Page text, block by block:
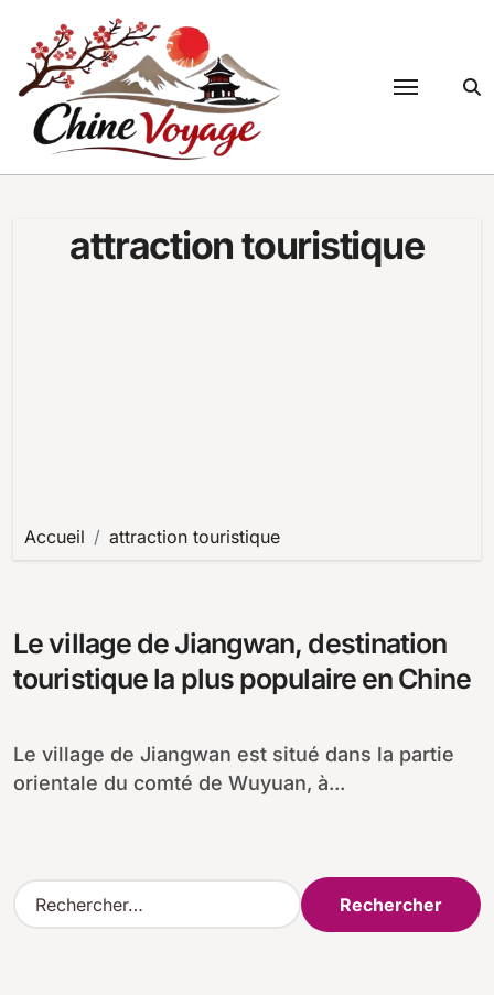
contenu
attraction touristique
Accueil attraction touristique
Le village de Jiangwan, destination
touristique la plus populaire en Chine
Le village de Jiangwan est situé dans la partie
orientale du comté de Wuyuan, à...
R
e